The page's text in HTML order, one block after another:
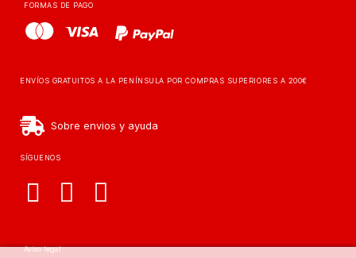
FORMAS DE PAGO
ENVÍOS GRATUITOS A LA PENÍNSULA POR COMPRAS SUPERIORES A 200€
Sobre envios y ayuda
SÍGUENOS
Aviso legal